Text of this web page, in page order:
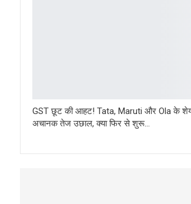
GST छूट की आहट! Tata, Maruti और Ola के
अचानक तेज उछाल, क्या फिर से शुरू…